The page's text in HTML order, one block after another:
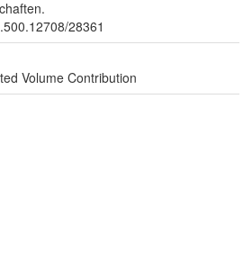
28361
Volume Contribution